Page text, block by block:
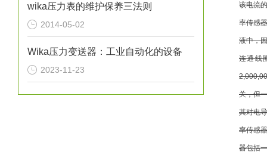
wika压力表的维护保养三法则
2014-05-02
Wika压力变送器：工业自动化的设备
2023-11-23
该电流
率传感
液中，
连通线
关，但
其对电
率传感
器包括